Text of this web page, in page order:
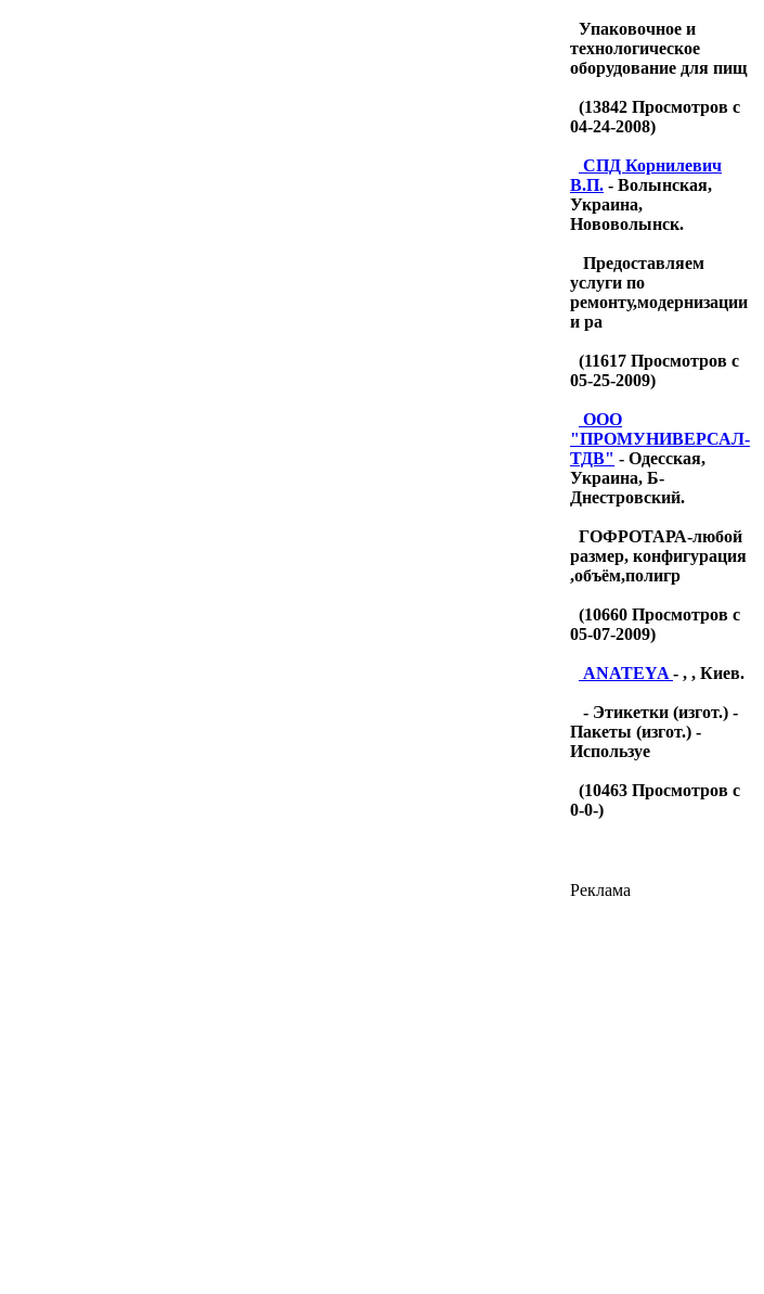
Упаковочное и
технологическое
оборудование для пищ
(13842 Просмотров с
04-24-2008)
CПД Корнилевич
В.П. - Волынская,
Украина,
Нововолынск.
Предоставляем
услуги по
ремонту,модернизации
и ра
(11617 Просмотров с
05-25-2009)
OOO
"ПРОМУНИВЕРСАЛ-
ТДB" - Одесская,
Украина, Б-
Днестровский.
ГОФРОТАРА-любой
размер, конфигурация
,объём,полигр
(10660 Просмотров с
05-07-2009)
ANATEYA - , , Киев.
- Этикетки (изгот.) -
Пакеты (изгот.) -
Используе
(10463 Просмотров с
0-0-)
Реклама